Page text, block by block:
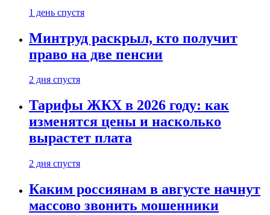
1 день спустя
Минтруд раскрыл, кто получит
право на две пенсии
2 дня спустя
Тарифы ЖКХ в 2026 году: как
изменятся цены и насколько
вырастет плата
2 дня спустя
Каким россиянам в августе начнут
массово звонить мошенники